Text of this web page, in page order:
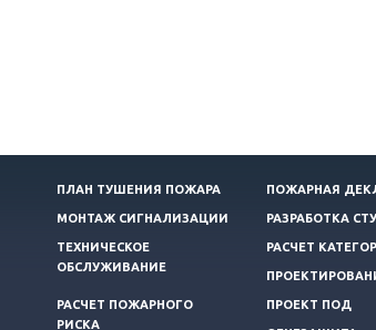
ПЛАН ТУШЕНИЯ ПОЖАРА ПОЖАРНАЯ
МОНТАЖ СИГНАЛИЗАЦИИ РАЗРАБОТКА СТУ
ТЕХНИЧЕСКОЕ
ОБСЛУЖИВАНИЕ
РАСЧЕТ
РАСЧЕТ ПОЖАРНОГО
РИСКА
ПРОЕКТ ПОД